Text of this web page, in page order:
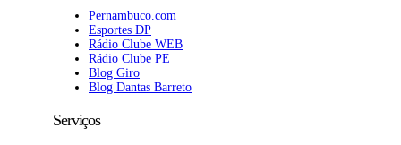
Pernambuco.com
Esportes DP
Rádio Clube WEB
Rádio Clube PE
Blog Giro
Blog Dantas Barreto
Serviços